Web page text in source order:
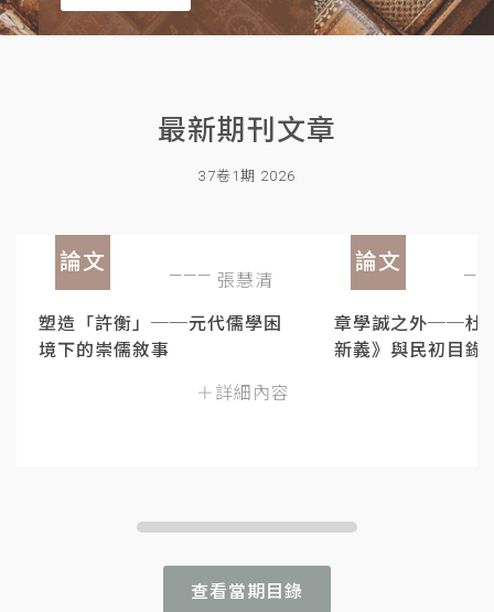
最新期刊文章
37卷1期 2026
論文
張慧清
塑造「許衡」──元代儒學困
境下的崇儒敘事
＋詳細內容
論文
章學誠之外──杜
新義》與民初目錄
查看當期目錄